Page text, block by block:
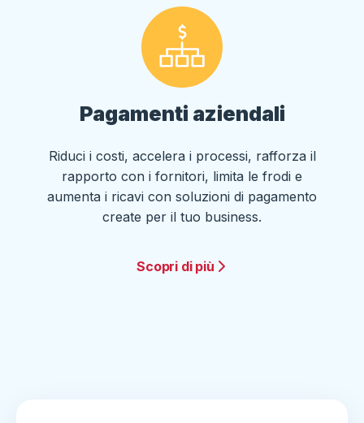
Pagamenti aziendali
Riduci i costi, accelera i processi, rafforza il
rapporto con i fornitori, limita le frodi e
aumenta i ricavi con soluzioni di pagamento
create per il tuo business.
Scopri di più